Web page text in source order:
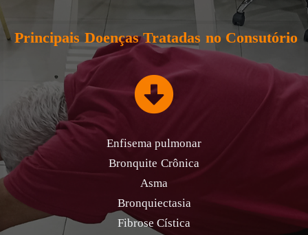
Principais Doenças Tratadas no Consutório
Enfisema pulmonar
Bronquite Crônica
Asma
Bronquiectasia
Fibrose Cística